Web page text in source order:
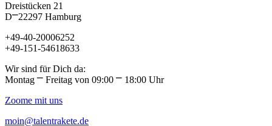
Dreistücken 21
D⎻22297 Hamburg
+49-40-20006252
+49-151-54618633
Wir sind für Dich da:
Montag ⎻ Freitag von 09:00 ⎻ 18:00 Uhr
Zoome mit uns
moin@talentrakete.de